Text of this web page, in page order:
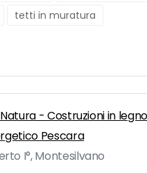
tetti in muratura
- Costruzioni in
Pescara
I°, Montesilvano